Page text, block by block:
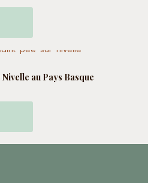
au Pays Basque